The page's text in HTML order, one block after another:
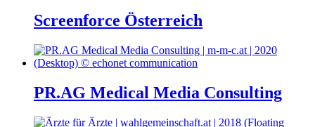
Screenforce Österreich
PR.AG Medical Media Consulting